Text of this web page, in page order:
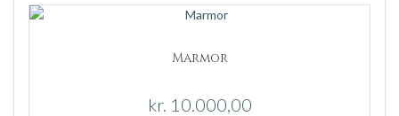
Marmor
kr. 10.000,00